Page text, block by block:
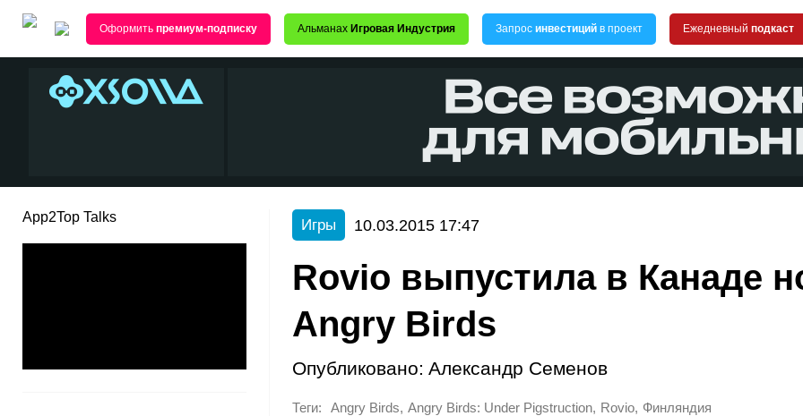
Оформить премиум-подписку Альманах Игровая Индустрия Запрос инвестиций в проект Ежедневный подкаст
App2Top Talks Игры 10.03.2015 17:47
Rovio выпустила в Канаде
Angry Birds
Опубликовано: Александр Семенов
Теги: Angry Birds, Angry Birds: Under Pigstruction, Rovio, Финляндия